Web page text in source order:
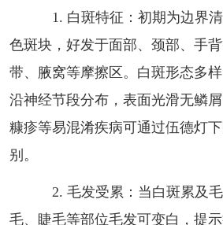
1. 白斑特征：初期为边界清
色斑块，好发于面部、颈部、手
带、腋窝等摩擦区。白斑形态多
沿神经节段分布，表面光滑无鳞
糠疹等易混淆疾病可通过伍德灯
别。
2. 毛发受累：当白斑累及毛
毛、睫毛等部位毛发可变白，提示